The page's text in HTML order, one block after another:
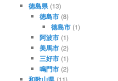
徳島県(13)
徳島市 (8)
徳島市(1)
阿波市 (1)
美馬市 (2)
三好市 (1)
鳴門市 (2)